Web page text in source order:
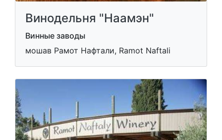
Винодельня "Наамэн"
Винные заводы
мошав Рамот Нафтали, Ramot Naftali